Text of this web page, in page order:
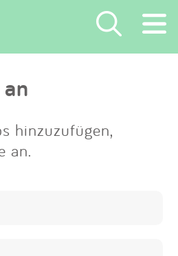
×
App
hinzuzufügen,
an.